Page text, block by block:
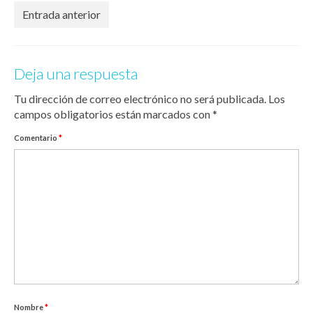
Entrada anterior
Deja una respuesta
Tu dirección de correo electrónico no será publicada. Los
campos obligatorios están marcados con*
Comentario *
Nombre*